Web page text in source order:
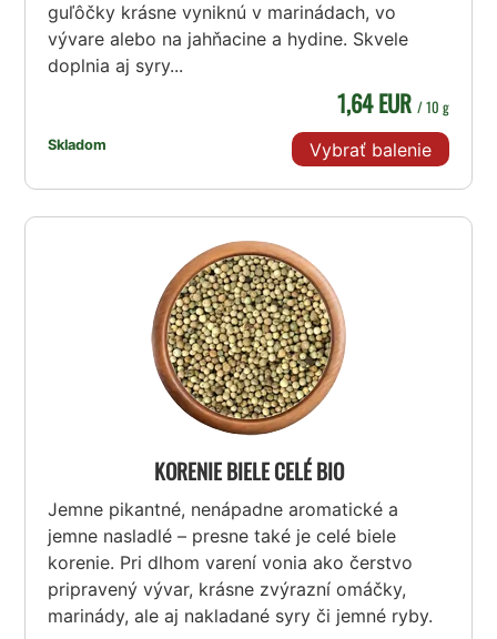
guľôčky krásne vyniknú v marinádach, vo
vývare alebo na jahňacine a hydine. Skvele
doplnia aj syry...
Skladom
1,64 EUR / 10 g
Vybrať balenie
KORENIE BIELE CELÉ BIO
Jemne pikantné, nenápadne aromatické a
jemne nasladlé – presne také je celé biele
korenie. Pri dlhom varení vonia ako čerstvo
pripravený vývar, krásne zvýrazní omáčky,
marinády, ale aj nakladané syry či jemné ryby.